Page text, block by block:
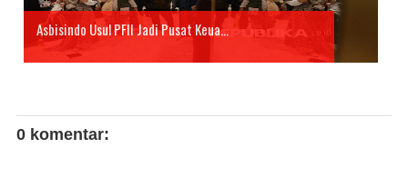
Asbisindo Usul PFII Jadi Pusat Keua...
0 komentar: